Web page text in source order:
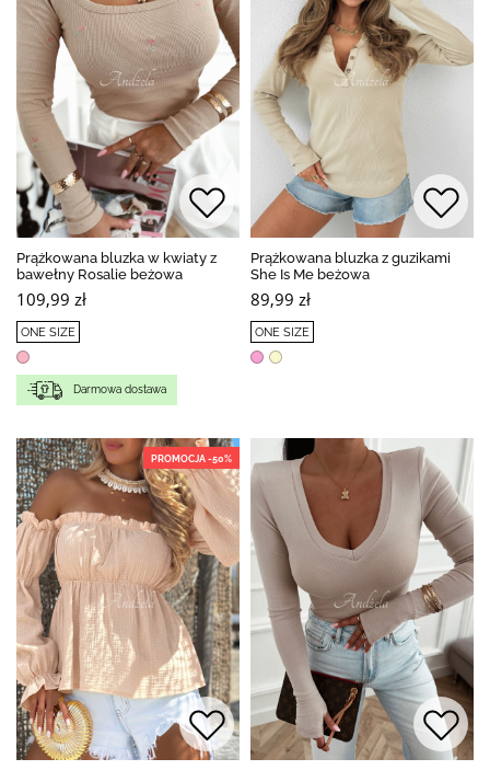
Prążkowana bluzka w kwiaty z
bawełny Rosalie beżowa
109,99 zł
ONE SIZE
Darmowa dostawa
Prążkowana bluzka z guzikami
She Is Me beżowa
89,99 zł
ONE SIZE
PROMOCJA -50%